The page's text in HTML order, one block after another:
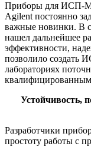
Приборы для ИСП-
Agilent постоянно
важные новинки. В
нашел дальнейшее
эффективности,
позволило создать
лабораториях
Устойчивость,
Разработчики
простоту работы с